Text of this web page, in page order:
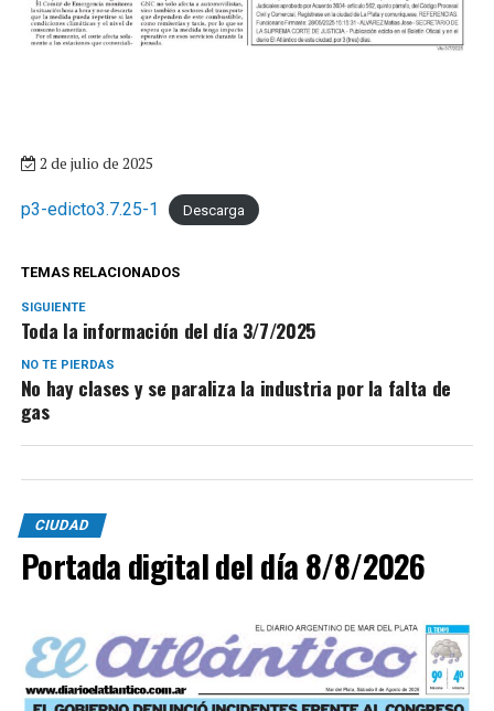
2 de julio de 2025
p3-edicto3.7.25-1 Descarga
TEMAS RELACIONADOS
SIGUIENTE
Toda la información del día 3/7/2025
NO TE PIERDAS
No hay clases y se paraliza la industria por la falta de
gas
CIUDAD
Portada digital del día 8/8/2026